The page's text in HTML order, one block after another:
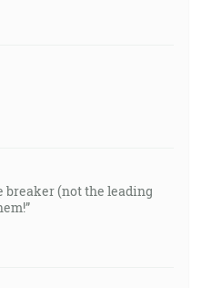
breaker (not the leading